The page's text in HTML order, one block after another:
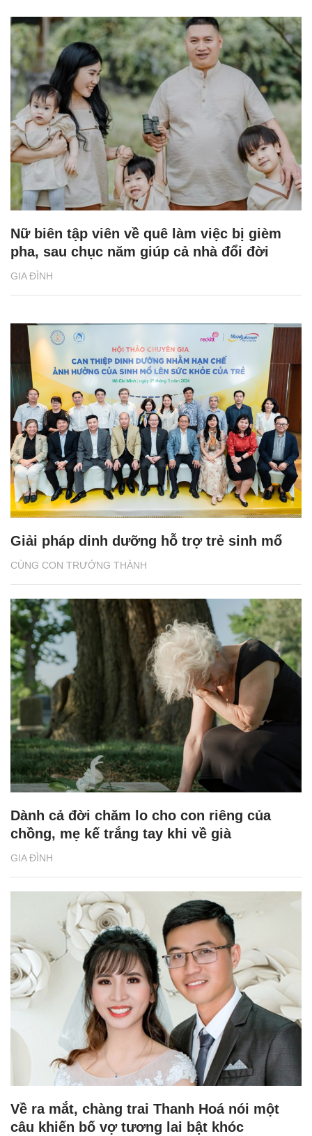
GIA ĐÌNH
Nữ biên tập viên về quê làm việc bị gièm
pha, sau chục năm giúp cả nhà đổi đời
CÙNG CON TRƯỞNG THÀNH
Giải pháp dinh dưỡng hỗ trợ trẻ sinh mổ
GIA ĐÌNH
Dành cả đời chăm lo cho con riêng của
chồng, mẹ kế trắng tay khi về già
Về ra mắt, chàng trai Thanh Hoá nói một
câu khiến bố vợ tương lai bật khóc